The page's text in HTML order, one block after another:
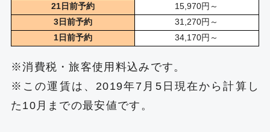
21日前予約
15,970円～
3日前予約
31,270円～
1日前予約
34,170円～
※消費税・旅客使用料込みです。
※この運賃は、2019年7月5日現在から計算し
た10月までの最安値です。